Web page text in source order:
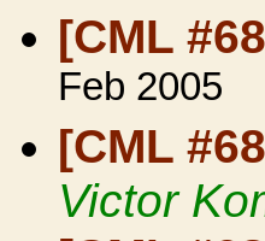
[CML
Feb 2005
[CML
Victor